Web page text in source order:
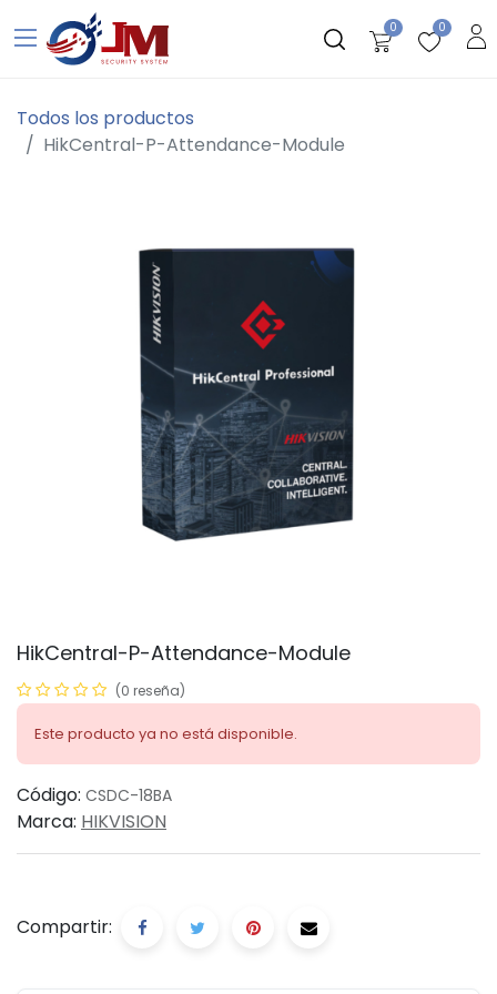
0 0
Todos los productos
HikCentral-P-Attendance-Module
HikCentral-P-Attendance-Module
(0 reseña)
Este producto ya no está disponible.
Código: CSDC-18BA
Marca: HIKVISION
Compartir: